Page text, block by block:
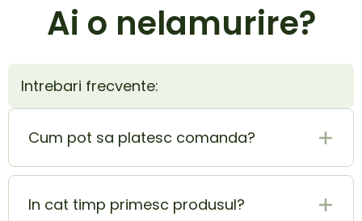
Ai o nelamurire?
Intrebari frecvente:
Cum pot sa platesc comanda?
Plata la livrare (ramburs) este cel mai sigur si
mai usor mod de plata. In acelasi timp poti
In cat timp primesc produsul?